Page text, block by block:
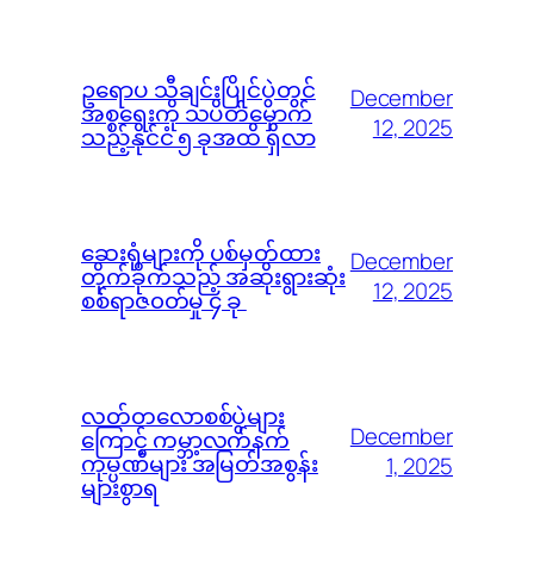
ဥရောပ သီချင်းပြိုင်ပွဲတွင်
အစ္စရေးကို သပိတ်မှောက်
သည့်နိုင်ငံ ၅ ခုအထိ ရှိလာ
December
12, 2025
ဆေးရုံများကို ပစ်မှတ်ထား
တိုက်ခိုက်သည့် အဆိုးရွားဆုံး
စစ်ရာဇ၀တ်မှု ၄ ခု
December
12, 2025
လတ်တလောစစ်ပွဲများ
ကြောင့် ကမ္ဘာ့လက်နက်
ကုမ္ပဏီများ အမြတ်အစွန်း
များစွာရ
December
1, 2025